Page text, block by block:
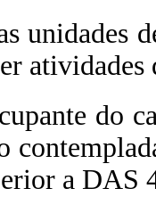
unidades
do
a DAS